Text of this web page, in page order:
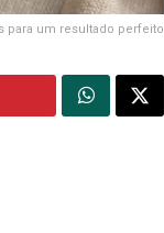
para um resultado perfeito